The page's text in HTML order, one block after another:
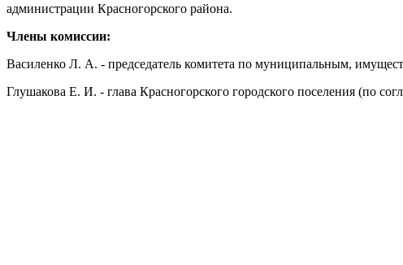
администрации Красногорского района.
Члены комиссии:
Василенко Л. А. - председатель комитета по муниципальным,
Глушакова Е. И. - глава Красногорского городского поселения (по